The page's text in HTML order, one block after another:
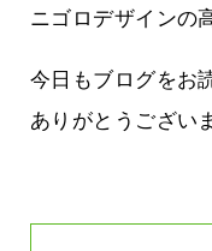
ニゴロデザインの
今日もブログをお
ありがとうござい
です
な